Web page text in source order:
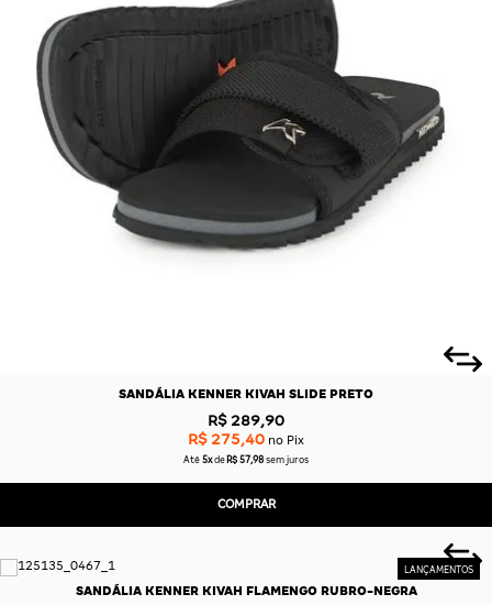
SANDÁLIA KENNER KIVAH SLIDE PRETO
R$ 289,90
R$ 275,40 no Pix
Até 5x de R$ 57,98 sem juros
COMPRAR
SANDÁLIA KENNER KIVAH FLAMENGO RUBRO-NEGRA